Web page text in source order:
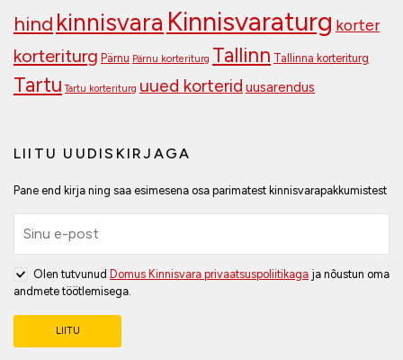
hind kinnisvara Kinnisvaraturg korter
korteriturg Pärnu Pärnu korteriturg Tallinn Tallinna korteriturg
Tartu Tartu korteriturg uued korterid uusarendus
LIITU UUDISKIRJAGA
Pane end kirja ning saa esimesena osa parimatest kinnisvarapakkumistest
Olen tutvunud Domus Kinnisvara privaatsuspoliitikaga ja nõustun oma
andmete töötlemisega.